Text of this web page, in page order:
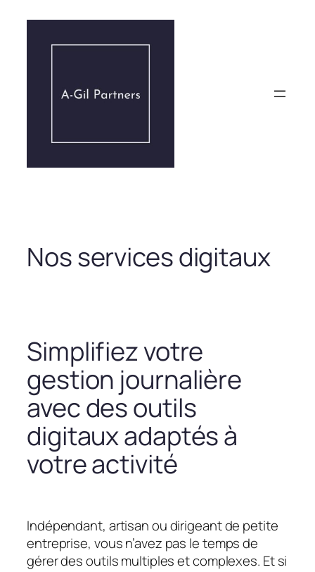
contenu
Nos services digitaux
Simplifiez votre
gestion journalière
avec des outils
digitaux adaptés à
votre activité
Indépendant, artisan ou dirigeant de petite
entreprise, vous n’avez pas le temps de
gérer des outils multiples et complexes. Et si